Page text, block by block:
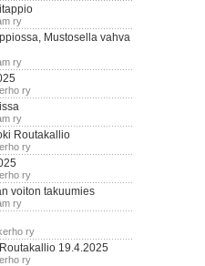
ry
Mustosella vahva
ry
ry
ry
Routakallio
ry
ry
voiton takuumies
ry
ry
19.4.2025
ry